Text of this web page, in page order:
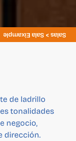
Salas > Sala Eixample
de ladrillo
tonalidades
negocio,
dirección.